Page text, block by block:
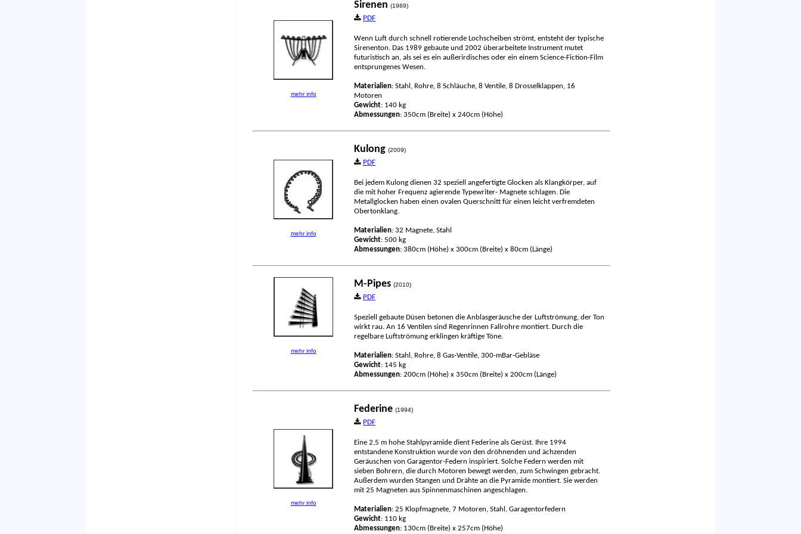
mehr info
Sirenen (1989)
PDF
Wenn Luft durch schnell rotierende Lochscheiben strömt, entsteht der typische
Sirenenton. Das 1989 gebaute und 2002 überarbeitete Instrument mutet
futuristisch an, als sei es ein außerirdisches oder ein einem Science-Fiction-Film
entsprungenes Wesen.
Materialien: Stahl, Rohre, 8 Schläuche, 8 Ventile, 8 Drosselklappen, 16
Motoren
Gewicht: 140 kg
Abmessungen: 350cm (Breite) x 240cm (Höhe)
mehr info
Kulong (2009)
PDF
Bei jedem Kulong dienen 32 speziell angefertigte Glocken als Klangkörper, auf
die mit hoher Frequenz agierende Typewriter- Magnete schlagen. Die
Metallglocken haben einen ovalen Querschnitt für einen leicht verfremdeten
Obertonklang.
Materialien: 32 Magnete, Stahl
Gewicht: 500 kg
Abmessungen: 380cm (Höhe) x 300cm (Breite) x 80cm (Länge)
mehr info
M-Pipes (2010)
PDF
Speziell gebaute Düsen betonen die Anblasgeräusche der Luftströmung, der Ton
wirkt rau. An 16 Ventilen sind Regenrinnen Fallrohre montiert. Durch die
regelbare Luftströmung erklingen kräftige Töne.
Materialien: Stahl, Rohre, 8 Gas-Ventile, 300-mBar-Gebläse
Gewicht: 145 kg
Abmessungen: 200cm (Höhe) x 350cm (Breite) x 200cm (Länge)
mehr info
Federine (1994)
PDF
Eine 2,5 m hohe Stahlpyramide dient Federine als Gerüst. Ihre 1994
entstandene Konstruktion wurde von den dröhnenden und ächzenden
Geräuschen von Garagentor-Federn inspiriert. Solche Federn werden mit
sieben Bohrern, die durch Motoren bewegt werden, zum Schwingen gebracht.
Außerdem wurden Stangen und Drähte an die Pyramide montiert. Sie werden
mit 25 Magneten aus Spinnenmaschinen angeschlagen.
Materialien: 25 Klopfmagnete, 7 Motoren, Stahl, Garagentorfedern
Gewicht: 110 kg
Abmessungen: 130cm (Breite) x 257cm (Höhe)